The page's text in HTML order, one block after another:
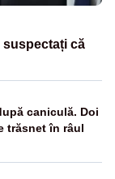
suspectați că
caniculă. Doi
trăsnet în râul